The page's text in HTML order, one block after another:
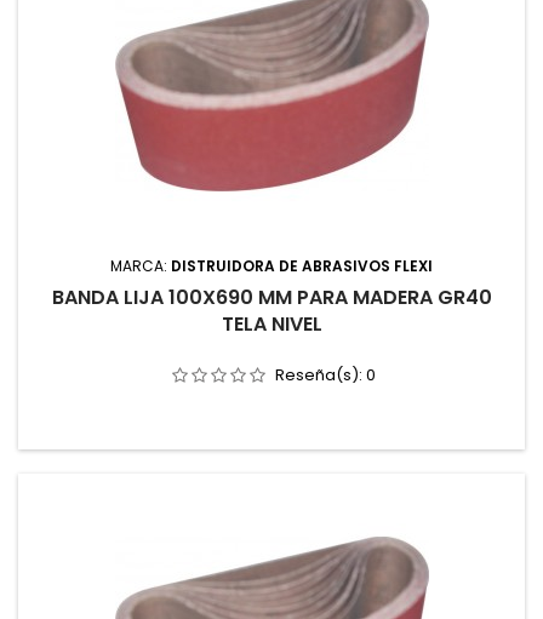
MARCA: DISTRUIDORA DE ABRASIVOS FLEXI
BANDA LIJA 100X690 MM PARA MADERA GR40
TELA NIVEL
Reseña(s): 0